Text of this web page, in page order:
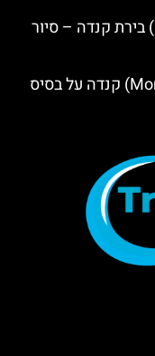
סיורים חינמיים באוטוואה (Ottawa) בירת קנדה – סיור
סיורים חינמיים במונטריאול (Montreal) קנדה על בסיס